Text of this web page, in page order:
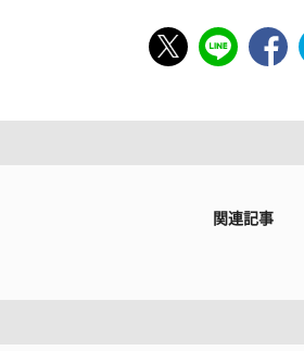
関連記事